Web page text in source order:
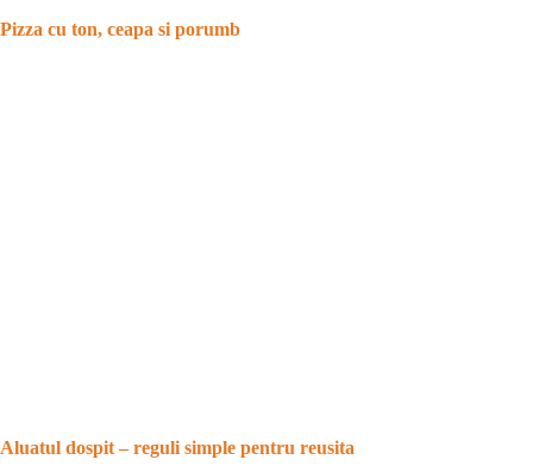
Pizza cu ton, ceapa si porumb
Aluatul dospit – reguli simple pentru reusita